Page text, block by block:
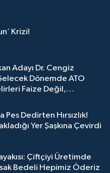
Krizi!
Adayı Dr. Cengiz
Dönemde ATO
Faize Değil,
Dedirten Hırsızlık!
Yer Şaşkına Çevirdi
Çiftçiyi Üretimde
Bedeli Hepimiz Öderiz